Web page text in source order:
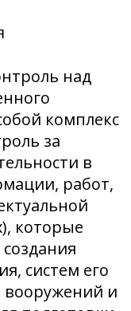
над
комплекс
за
в
работ,
которые
систем его
вооружений и